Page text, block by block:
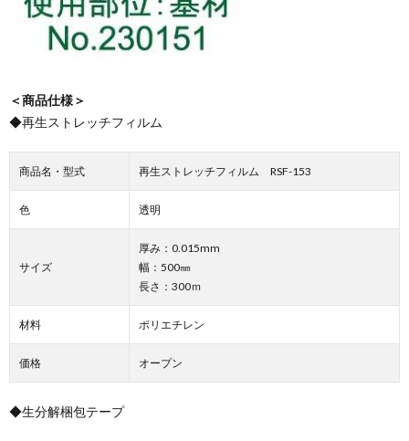
＜商品仕様＞
◆再生ストレッチフィルム
商品名・型式 再生ストレッチフィルム RSF-153
色 透明
サイズ
厚み：0.015mm
幅：500㎜
長さ：300ｍ
材料 ポリエチレン
価格 オープン
◆生分解梱包テープ